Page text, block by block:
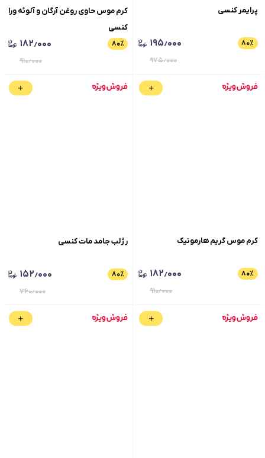
پرایمر کنسی
۸۰٪ ۱۹۵٫۰۰۰
۹۷۵٫۰۰۰
کرم موس حاوی روغن آرگان و آلوئه ورا
کنسی
۸۰٪ ۱۸۲٫۰۰۰
۹۱۰٫۰۰۰
کرم موس گریم هارمونیک
۸۰٪ ۱۸۲٫۰۰۰
۹۱۰٫۰۰۰
رژلب جامد مات کنسی
۸۰٪ ۱۵۲٫۰۰۰
۷۶۰٫۰۰۰